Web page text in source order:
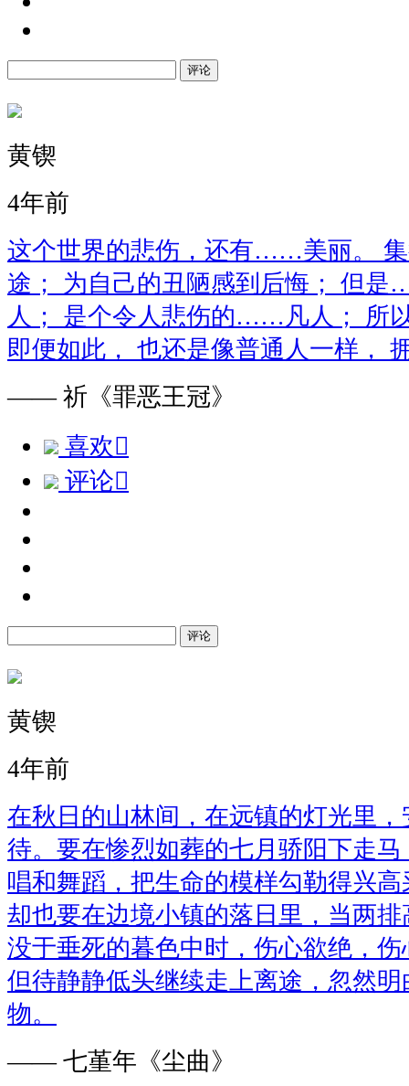
评论
黄锲
4年前
这个世界的悲伤，还有……美丽。
途； 为自己的丑陋感到后悔； 但
人； 是个令人悲伤的……凡人； 所
即便如此， 也还是像普通人一样，
—— 祈《罪恶王冠》
喜欢
评论
评论
黄锲
4年前
在秋日的山林间，在远镇的灯光里
待。要在惨烈如葬的七月骄阳下走
唱和舞蹈，把生命的模样勾勒得兴高
却也要在边境小镇的落日里，当两
没于垂死的暮色中时，伤心欲绝，
但待静静低头继续走上离途，忽然
物。
—— 七堇年《尘曲》